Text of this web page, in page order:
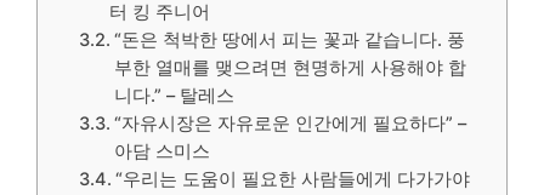
터 킹 주니어
“돈은 척박한 땅에서 피는 꽃과 같습니다. 풍
부한 열매를 맺으려면 현명하게 사용해야 합
니다.” – 탈레스
“자유시장은 자유로운 인간에게 필요하다” –
아담 스미스
“우리는 도움이 필요한 사람들에게 다가가야